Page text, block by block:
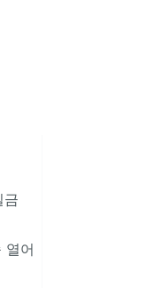
금
열어